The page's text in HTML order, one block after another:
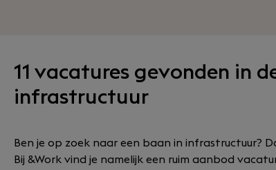
11 vacatures gevonden in
infrastructuur
Ben je op zoek naar een baan in infrastructuur?
Bij &Work vind je namelijk een ruim aanbod